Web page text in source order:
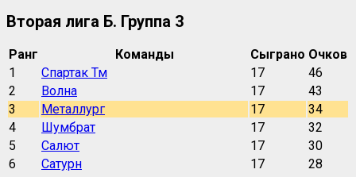
Вторая лига Б. Группа 3
Ранг Команды Сыграно Очков
1
Спартак Тм 17
46
2
Волна 17
43
3
Металлург 17
34
4
Шумбрат 17
32
5
Салют 17
30
6
Сатурн 17
28